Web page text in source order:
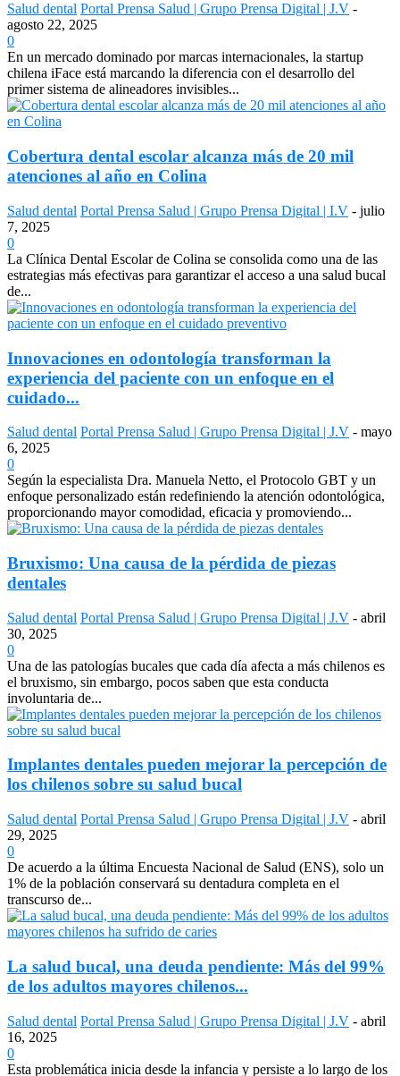
Salud dental Portal Prensa Salud | Grupo Prensa Digital | J.V -
agosto 22, 2025
0
En un mercado dominado por marcas internacionales, la startup
chilena iFace está marcando la diferencia con el desarrollo del
primer sistema de alineadores invisibles...
Cobertura dental escolar alcanza más de 20 mil
atenciones al año en Colina
Salud dental Portal Prensa Salud | Grupo Prensa Digital | I.V - julio
7, 2025
0
La Clínica Dental Escolar de Colina se consolida como una de las
estrategias más efectivas para garantizar el acceso a una salud bucal
de...
Innovaciones en odontología transforman la
experiencia del paciente con un enfoque en el
cuidado...
Salud dental Portal Prensa Salud | Grupo Prensa Digital | J.V - mayo
6, 2025
0
Según la especialista Dra. Manuela Netto, el Protocolo GBT y un
enfoque personalizado están redefiniendo la atención odontológica,
proporcionando mayor comodidad, eficacia y promoviendo...
Bruxismo: Una causa de la pérdida de piezas
dentales
Salud dental Portal Prensa Salud | Grupo Prensa Digital | J.V - abril
30, 2025
0
Una de las patologías bucales que cada día afecta a más chilenos es
el bruxismo, sin embargo, pocos saben que esta conducta
involuntaria de...
Implantes dentales pueden mejorar la percepción de
los chilenos sobre su salud bucal
Salud dental Portal Prensa Salud | Grupo Prensa Digital | J.V - abril
29, 2025
0
De acuerdo a la última Encuesta Nacional de Salud (ENS), solo un
1% de la población conservará su dentadura completa en el
transcurso de...
La salud bucal, una deuda pendiente: Más del 99%
de los adultos mayores chilenos...
Salud dental Portal Prensa Salud | Grupo Prensa Digital | J.V - abril
16, 2025
0
Esta problemática inicia desde la infancia y persiste a lo largo de los